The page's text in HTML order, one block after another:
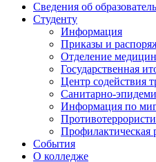
Сведения об
Студенту
Информация
Приказы и
Отделение
Государственная
Центр содействия
Санитарно-
Информация по
Профилактическая
События
О колледже